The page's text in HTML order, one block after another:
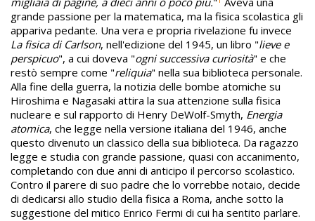
grande passione per la matematica, ma la fisica scolastica gli
appariva pedante. Una vera e propria rivelazione fu invece
La fisica di Carlson, nell'edizione del 1945, un libro "lieve e
perspicuo", a cui doveva "ogni successiva curiosità" e che
restò sempre come "reliquia" nella sua biblioteca personale.
Alla fine della guerra, la notizia delle bombe atomiche su
Hiroshima e Nagasaki attira la sua attenzione sulla fisica
nucleare e sul rapporto di Henry DeWolf-Smyth, Energia
atomica, che legge nella versione italiana del 1946, anche
questo divenuto un classico della sua biblioteca. Da ragazzo
legge e studia con grande passione, quasi con accanimento,
completando con due anni di anticipo il percorso scolastico.
Contro il parere di suo padre che lo vorrebbe notaio, decide
di dedicarsi allo studio della fisica a Roma, anche sotto la
suggestione del mitico Enrico Fermi di cui ha sentito parlare.